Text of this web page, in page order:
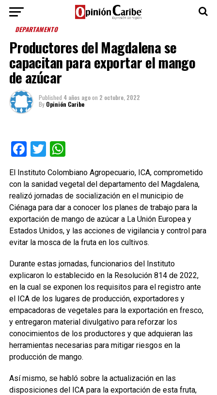
DEPARTAMENTO
Productores del Magdalena se
capacitan para exportar el mango
de azúcar
Published 4 años agoon 2 octubre, 2022
By Opinión Caribe
Facebook
TwitterWhatsApp
El Instituto Colombiano Agropecuario, ICA, comprometido
con la sanidad vegetal del departamento del Magdalena,
realizó jornadas de socialización en el municipio de
Ciénaga para dar a conocer los planes de trabajo para la
exportación de mango de azúcar a La Unión Europea y
Estados Unidos, y las acciones de vigilancia y control para
evitar la mosca de la fruta en los cultivos.
Durante estas jornadas, funcionarios del Instituto
explicaron lo establecido en la Resolución 814 de 2022,
en la cual se exponen los requisitos para el registro ante
el ICA de los lugares de producción, exportadores y
empacadoras de vegetales para la exportación en fresco,
y entregaron material divulgativo para reforzar los
conocimientos de los productores y que adquieran las
herramientas necesarias para mitigar riesgos en la
producción de mango.
Así mismo, se habló sobre la actualización en las
disposiciones del ICA para la exportación de esta fruta,